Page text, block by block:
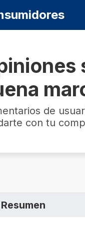
de
con tu
Resumen